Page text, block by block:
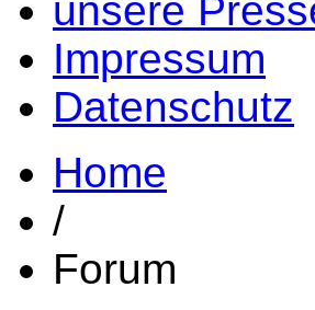
unsere
Impressum
Datenschutz
Home
/
Forum